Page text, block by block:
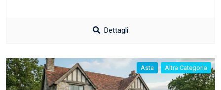
Dettagli
Asta Altra Categoria